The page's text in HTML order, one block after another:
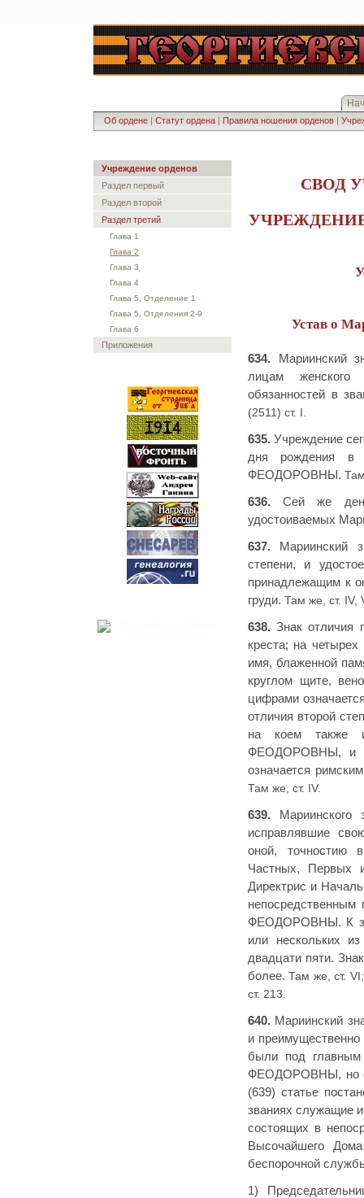
Об ордене | Статут ордена | Правила ношения орденов |
Учреждение орденов
Раздел первый
Раздел второй
Раздел третий
Глава 1
Глава 2
Глава 3
Глава 4
Глава 5, Отделение 1
Глава 5, Отделения 2-9
Глава 6
Приложения
СВОД
Устав о
634. Мариинский
лицам женского
обязанностей в
(2511) ст. I.
635. Учреждение
дня рождения в
ФЕОДОРОВНЫ.
636. Сей же день
удостоиваемых
637. Мариинский
степени, и
принадлежащим к
груди. Там же, ст. IV,
638. Знак отличия
креста; на
имя, блаженной
круглом щите,
цифрами
отличия второй
на коем также
ФЕОДОРОВНЫ, и
означается
Там же, ст. IV.
639. Мариинского
исправлявшие
оной, точностию
Частных, Первых
Директрис и
ФЕОДОРОВНЫ. К
или нескольких
двадцати пяти.
более.Там же, ст.
ст. 213.
640. Мариинский
и преимущественно
были под
ФЕОДОРОВНЫ, но
(639) статье
званиях служащие и
состоящих в
Высочайшего
беспорочной
1)